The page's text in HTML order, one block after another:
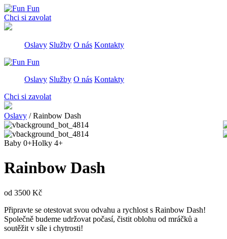
Сhci si zavolat
Oslavy Služby O nás Kontakty
Oslavy Služby O nás Kontakty
Сhci si zavolat
Oslavy /Rainbow Dash
Baby 0+Holky 4+
Rainbow Dash
od 3500 Kč
Připravte se otestovat svou odvahu a rychlost s Rainbow Dash!
Společně budeme udržovat počasí, čistit oblohu od mráčků a
soutěžit v síle i chytrosti!